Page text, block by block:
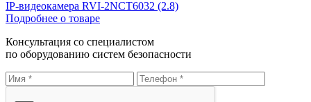
IP-видеокамера RVI-2NCT6032 (2.8)
Подробнее о товаре
Консультация со специалистом
по оборудованию систем безопасности